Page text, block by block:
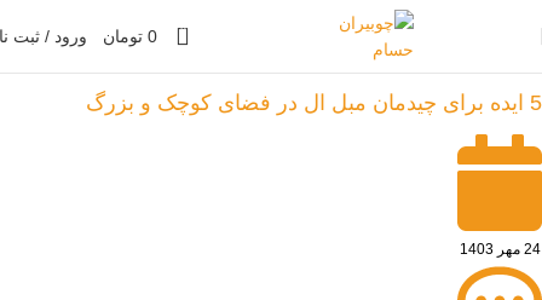
0
0 تومان ورود / ثبت
5 ایده برای چیدمان مبل‌ ال در فضای کوچک و بزرگ
24 مهر 1403